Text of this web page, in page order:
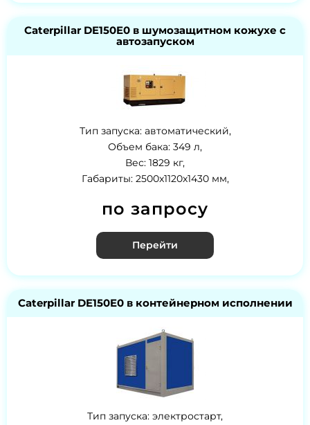
Caterpillar DE150E0 в шумозащитном кожухе с
автозапуском
Тип запуска: автоматический,
Объем бака: 349 л,
Вес: 1829 кг,
Габариты: 2500x1120x1430 мм,
по запросу
Перейти
Caterpillar DE150E0 в контейнерном исполнении
Тип запуска: электростарт,